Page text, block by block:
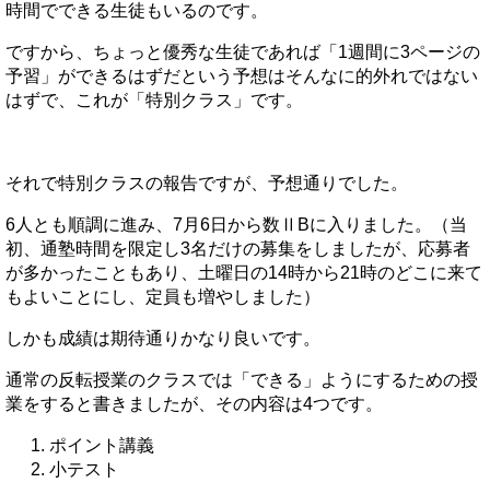
時間でできる生徒もいるのです。
ですから、ちょっと優秀な生徒であれば「1週間に3ページの
予習」ができるはずだという予想はそんなに的外れではない
はずで、これが「特別クラス」です。
それで特別クラスの報告ですが、予想通りでした。
6人とも順調に進み、7月6日から数ⅡBに入りました。（当
初、通塾時間を限定し3名だけの募集をしましたが、応募者
が多かったこともあり、土曜日の14時から21時のどこに来て
もよいことにし、定員も増やしました）
しかも成績は期待通りかなり良いです。
通常の反転授業のクラスでは「できる」ようにするための授
業をすると書きましたが、その内容は4つです。
ポイント講義
小テスト